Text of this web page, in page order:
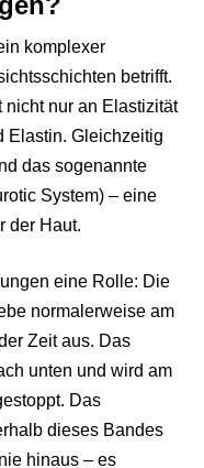
komplexer
betrifft.
nicht nur an Elastizität
Elastin. Gleichzeitig
das sogenannte
System) – eine
der Haut.
eine Rolle: Die
normalerweise am
Zeit aus. Das
unten und wird am
Das
dieses Bandes
hinaus – es